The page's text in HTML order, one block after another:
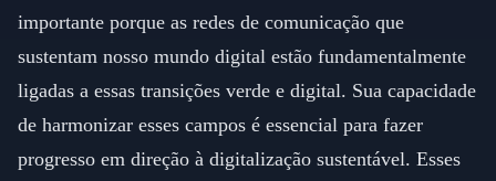
importante porque as redes de comunicação que
sustentam nosso mundo digital estão fundamentalmente
ligadas a essas transições verde e digital. Sua capacidade
de harmonizar esses campos é essencial para fazer
progresso em direção à digitalização sustentável. Esses